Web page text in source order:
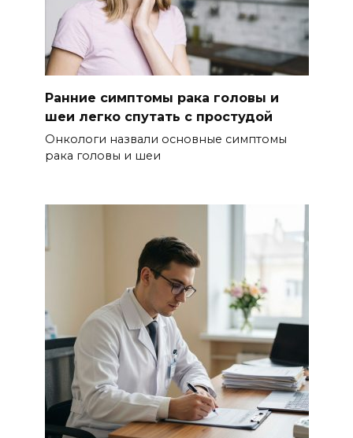
Ранние симптомы рака головы и
шеи легко спутать с простудой
Онкологи назвали основные симптомы
рака головы и шеи